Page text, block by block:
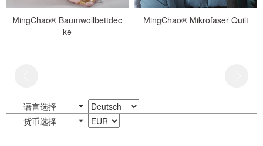
MingChao® Baumwollbettdec
ke
MingChao® Mikrofaser Quilt
语言选择
货币选择